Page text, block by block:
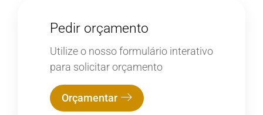
Pedir orçamento
Utilize o nosso formulário interativo
para solicitar orçamento
Orçamentar